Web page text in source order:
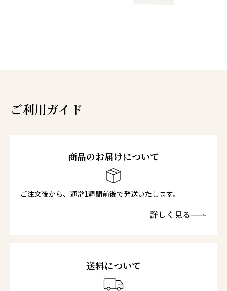
ご利用ガイド
商品のお届けについて
ご注文後から、通常1週間前後で発送いたします。
詳しく見る
送料について